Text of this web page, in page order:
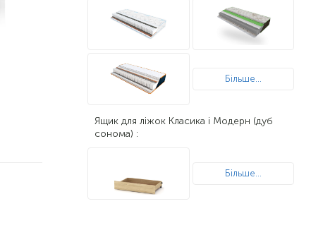
Більше...
Ящик для ліжок Класика і Модерн (дуб
сонома) :
Більше...